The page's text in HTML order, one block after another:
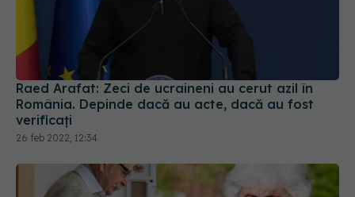
Raed Arafat: Zeci de ucraineni au cerut azil în
România. Depinde dacă au acte, dacă au fost
verificați
26 feb 2022, 12:34